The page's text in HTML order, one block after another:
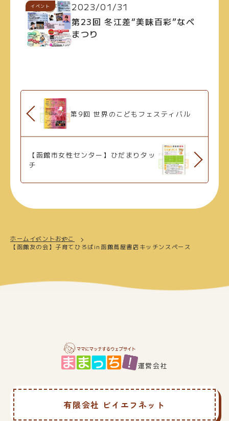
イベント
2023/01/31
第23回 冬江差“美味百彩”なべ
まつり
第9回 世界のこどもフェスティバル
【函館市女性センター】ひだまりタッ
チ
ホーム イベントおやこ
【函館友の会】子育てひろばin函館蔦屋書店キッチンスペース
運営会社
有限会社 ビイエフネット